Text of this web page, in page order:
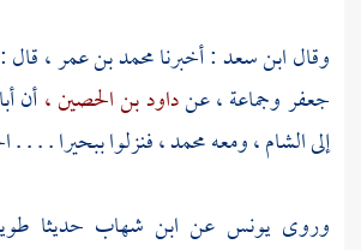
وقالابن سعد: أخبرنامحمد بن عمر ،
جعفروجماعة ، عنداود بن الحصين ،أن
إلىالشام ،ومعهمحمد ،فنزلواببحيرا. . . .
وروىيونس عن ابن شهاب حديثا